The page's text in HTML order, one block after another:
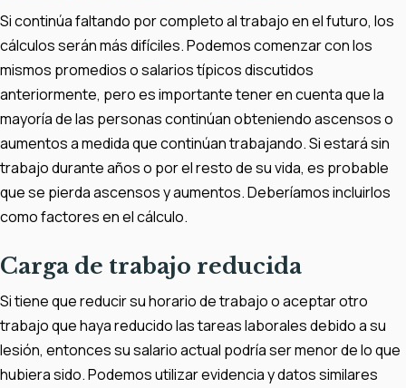
Si continúa faltando por completo al trabajo en el futuro, los
cálculos serán más difíciles. Podemos comenzar con los
mismos promedios o salarios típicos discutidos
anteriormente, pero es importante tener en cuenta que la
mayoría de las personas continúan obteniendo ascensos o
aumentos a medida que continúan trabajando. Si estará sin
trabajo durante años o por el resto de su vida, es probable
que se pierda ascensos y aumentos. Deberíamos incluirlos
como factores en el cálculo.
Carga de trabajo reducida
Si tiene que reducir su horario de trabajo o aceptar otro
trabajo que haya reducido las tareas laborales debido a su
lesión, entonces su salario actual podría ser menor de lo que
hubiera sido. Podemos utilizar evidencia y datos similares